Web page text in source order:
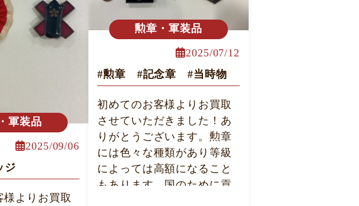
軍装品
2025/09/06
ジ
様よりお買取
勲章・軍装品
2025/07/12
#勲章 #記念章 #当時物
初めてのお客様よりお買取
させていただきました！あ
りがとうございます。勲章
には色々な種類があり等級
によっては高額になること
もあります。国のために貢